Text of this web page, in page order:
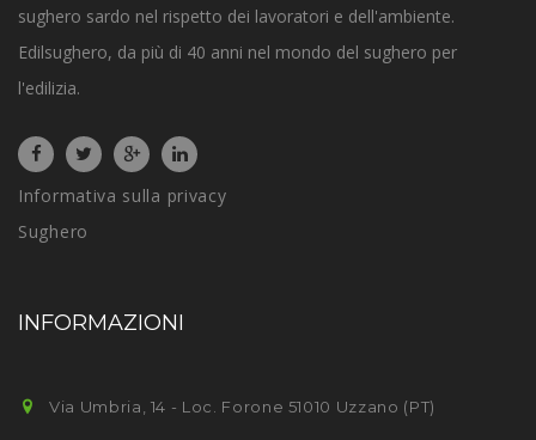
sughero sardo nel rispetto dei lavoratori e dell'ambiente.
Edilsughero, da più di 40 anni nel mondo del sughero per
l'edilizia.
Informativa sulla privacy
Sughero
INFORMAZIONI
Via Umbria, 14 - Loc. Forone 51010 Uzzano (PT)